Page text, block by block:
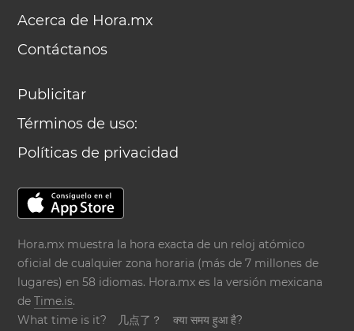
Acerca de Hora.mx
Contáctanos
Publicitar
Términos de uso:
Políticas de privacidad
Hora.mx muestra la hora exacta de un reloj atómico
oficial de cualquier zona horaria (más de 7 millones de
lugares) en 58 idiomas. Hora.mx es la versión mexicana
deTime.is.
What time is it?
几点了？
क्या समय हुआ है?